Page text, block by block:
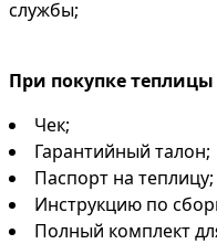
службы;
При покупке
Чек;
Гарантийный талон;
Паспорт на теплицу;
Инструкцию по
Полный комплект